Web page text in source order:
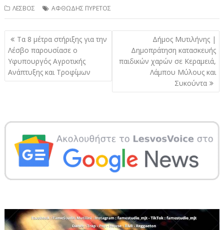
ΛΕΣΒΟΣ ΑΦΘΩΔΗΣ ΠΥΡΕΤΟΣ
Πλοήγηση
άρθρων
Τα 8 μέτρα στήριξης για την
Λέσβο παρουσίασε ο
Υφυπουργός Αγροτικής
Ανάπτυξης και Τροφίμων
Δήμος Μυτιλήνης |
Δημοπράτηση κατασκευής
παιδικών χαρών σε Κεραμειά,
Λάμπου Μύλους και
Συκούντα